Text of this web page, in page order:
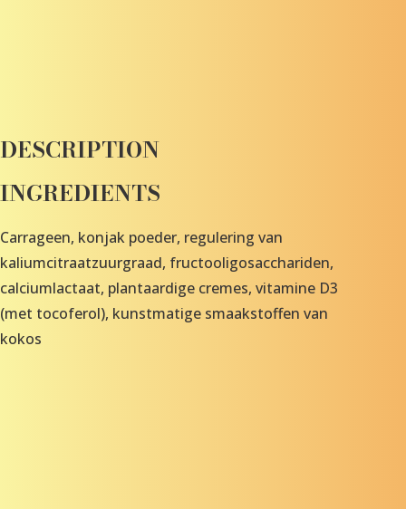
DESCRIPTION
INGREDIENTS
Carrageen, konjak poeder, regulering van
kaliumcitraatzuurgraad, fructooligosacchariden,
calciumlactaat, plantaardige cremes, vitamine D3
(met tocoferol), kunstmatige smaakstoffen van
kokos